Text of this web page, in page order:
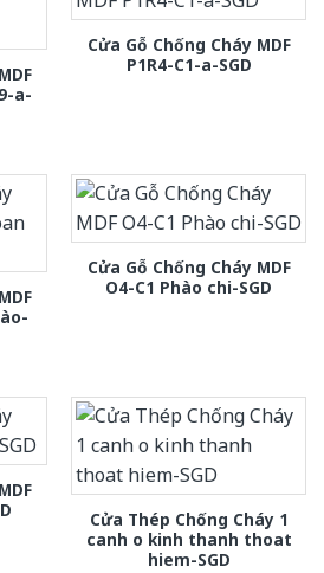
a-
Cửa Gỗ Chống Cháy MDF
P1R4-C1-a-SGD
Cửa Gỗ Chống Cháy MDF
O4-C1 Phào chi-SGD
Cửa Thép Chống Cháy 1
canh o kinh thanh thoat
hiem-SGD